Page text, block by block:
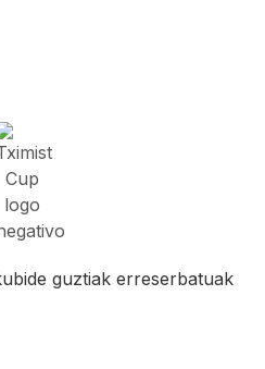
guztiak erreserbatuak